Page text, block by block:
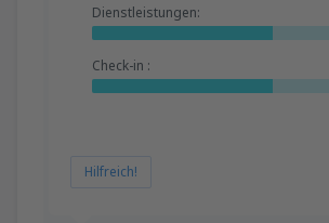
Dienstleistungen:
Check-in :
Hilfreich!